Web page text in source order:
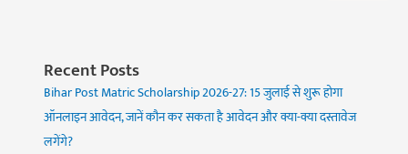
Recent Posts
Bihar Post Matric Scholarship 2026-27: 15 जुलाई से शुरू होगा
ऑनलाइन आवेदन, जानें कौन कर सकता है आवेदन और क्या-क्या दस्तावेज
लगेंगे?